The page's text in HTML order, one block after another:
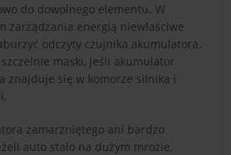
do dowolnego elementu. W
zarządzania energią niewłaściwe
odczyty czujnika akumulatora.
maski, jeśli akumulator
znajduje się w komorze silnika i
zamarzniętego ani bardzo
auto stało na dużym mrozie,